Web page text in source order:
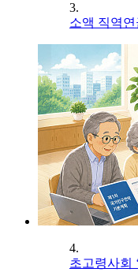
3.
소액 직역
4.
초고령사회